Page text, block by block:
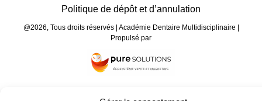
Politique de dépôt et d’annulation
@2026, Tous droits réservés | Académie Dentaire Multidisciplinaire |
Propulsé par